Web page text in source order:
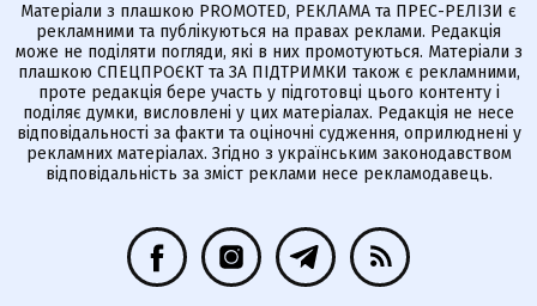
Матеріали з плашкою PROMOTED, РЕКЛАМА та ПРЕС-РЕЛІЗИ є
рекламними та публікуються на правах реклами. Редакція
може не поділяти погляди, які в них промотуються. Матеріали з
плашкою СПЕЦПРОЄКТ та ЗА ПІДТРИМКИ також є рекламними,
проте редакція бере участь у підготовці цього контенту і
поділяє думки, висловлені у цих матеріалах. Редакція не несе
відповідальності за факти та оціночні судження, оприлюднені у
рекламних матеріалах. Згідно з українським законодавством
відповідальність за зміст реклами несе рекламодавець.